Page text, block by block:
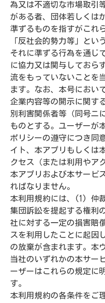
為又は不適切な市場取引
がある者、団体若しくは
準ずるものを指すがこれ
「反社会的勢力等」とい
それに準ずる行為を通じ
に協力又は関与しておら
流をもっていないことを
ます。なお、本号におい
企業内容等の開示に関す
別利害関係者等（同号ニ
ものとする。ユーザーが
ポリシーの遵守につき同
イト、本アプリもしくは
クセス（または利用やア
本アプリおよび本サービ
ればなりません。
本利用規約には、(1) 仲
集団訴訟を提起する権利
社に対する一定の損害賠
スを利用したことに起因
の放棄が含まれます。本
当社のいずれかの本サー
ーザーはこれらの規定に
す。
本利用規約の各条件をご